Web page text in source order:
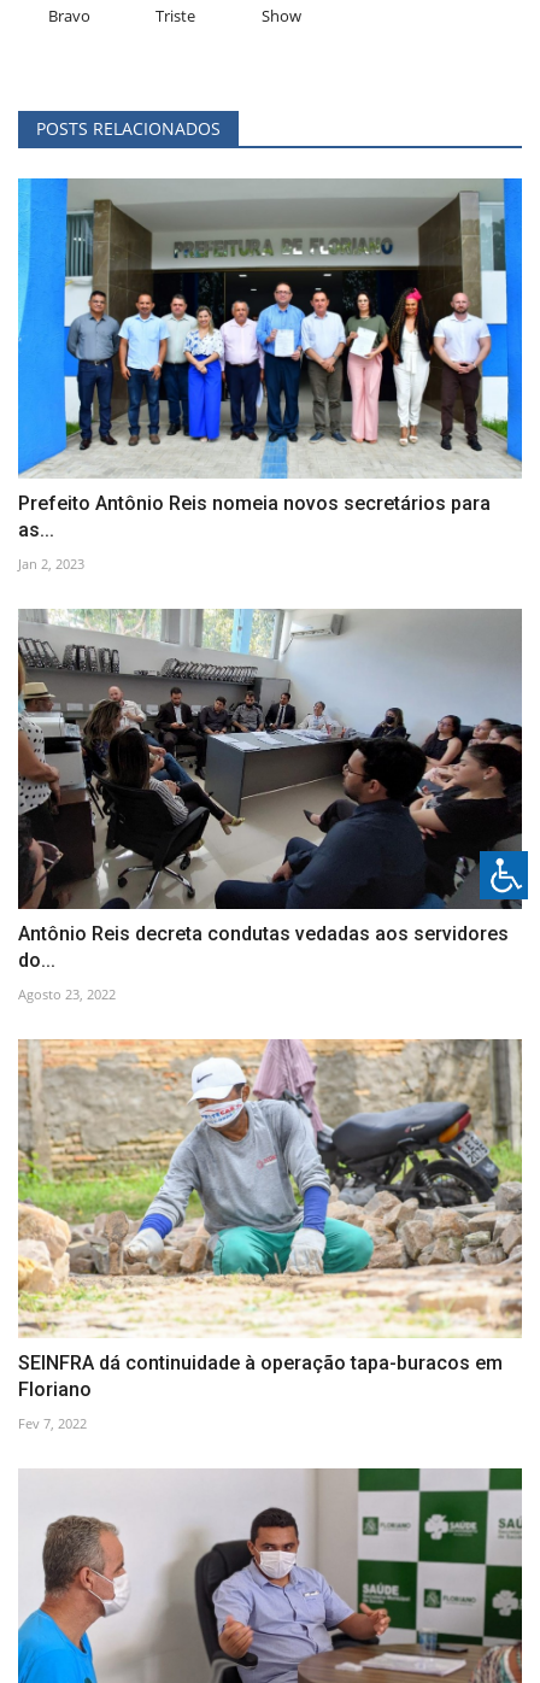
Bravo Triste Show
POSTS RELACIONADOS
Prefeito Antônio Reis nomeia novos secretários para
as...
Jan 2, 2023
Antônio Reis decreta condutas vedadas aos servidores
do...
Agosto 23, 2022
SEINFRA dá continuidade à operação tapa-buracos em
Floriano
Fev 7, 2022